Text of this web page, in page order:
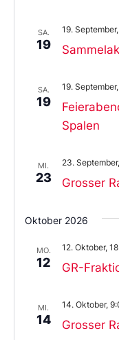
SA.
19
19.
SA.
19
Spalen
19.
MI.
23 Grosser
23.
Oktober 2026
MO.
12 GR-
12. Oktober,
MI.
14 Grosser
14. Oktober,